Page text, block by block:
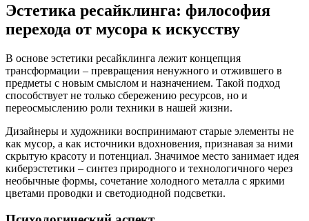
Эстетика ресайклинга: философия
перехода от мусора к искусству
В основе эстетики ресайклинга лежит концепция
трансформации – превращения ненужного и отжившего в
предметы с новым смыслом и назначением. Такой подход
способствует не только сбережению ресурсов, но и
переосмыслению роли техники в нашей жизни.
Дизайнеры и художники воспринимают старые элементы не
как мусор, а как источники вдохновения, признавая за ними
скрытую красоту и потенциал. Значимое место занимает идея
киберэстетики – синтез природного и технологичного через
необычные формы, сочетание холодного металла с яркими
цветами проводки и светодиодной подсветки.